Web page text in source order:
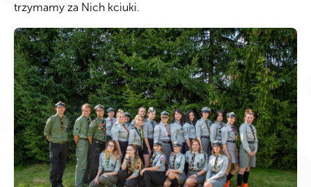
trzymamy za Nich kciuki.